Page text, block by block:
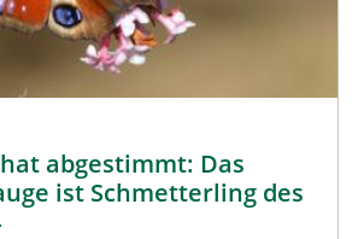
hat abgestimmt: Das
abgestimmt: Das
ist Schmetterling des